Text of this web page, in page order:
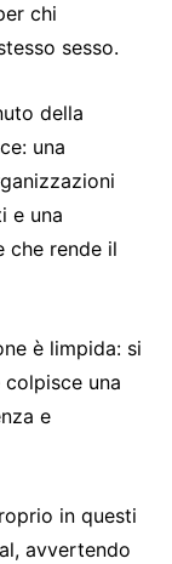
chi
sesso.
della
una
e una
che rende il
è limpida: si
una
e
in questi
avvertendo